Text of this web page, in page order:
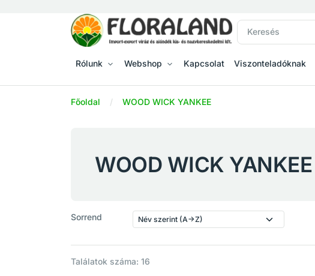
Rólunk Webshop Kapcsolat Viszonteladóknak
Főoldal WOOD WICK YANKEE
WOOD WICK YANKEE
Sorrend
Találatok száma: 16